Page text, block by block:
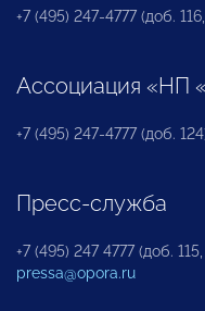
+7 (495) 247-4777 (доб. 116,
Ассоциация «НП
+7 (495) 247-4777 (доб.
Пресс-служба
+7 (495) 247 4777 (доб. 115,
pressa@opora.ru